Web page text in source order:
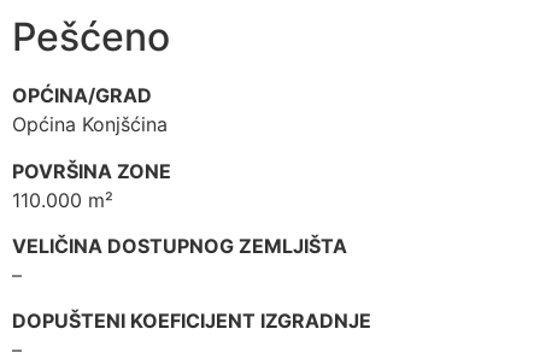
Pešćeno
OPĆINA/GRAD
Općina Konjšćina
POVRŠINA ZONE
110.000 m²
VELIČINA DOSTUPNOG ZEMLJIŠTA
–
DOPUŠTENI KOEFICIJENT IZGRADNJE
–